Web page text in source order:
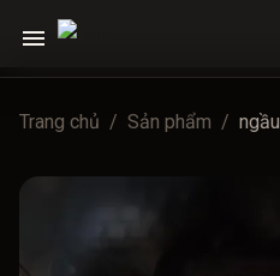
Trang chủ / Sản phẩm / ngầu